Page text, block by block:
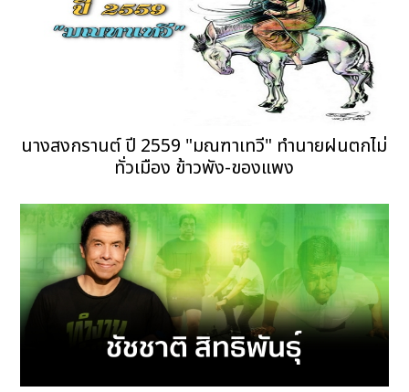
นางสงกรานต์ ปี 2559 "มณฑาเทวี" ทำนายฝนตกไม่
ทั่วเมือง ข้าวพัง-ของแพง